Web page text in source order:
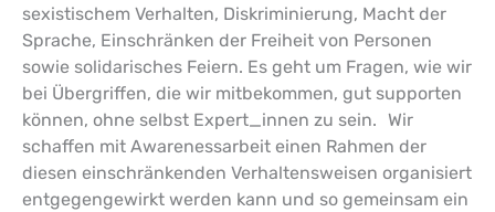
sexistischem Verhalten, Diskriminierung, Macht der
Sprache, Einschränken der Freiheit von Personen
sowie solidarisches Feiern. Es geht um Fragen, wie wir
bei Übergriffen, die wir mitbekommen, gut supporten
können, ohne selbst Expert_innen zu sein. Wir
schaffen mit Awarenessarbeit einen Rahmen der
diesen einschränkenden Verhaltensweisen organisiert
entgegengewirkt werden kann und so gemeinsam ein